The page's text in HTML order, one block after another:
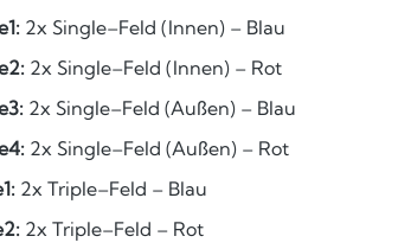
2x Single–Feld (Innen) – Blau
2x Single–Feld (Innen) – Rot
2x Single–Feld (Außen) – Blau
2x Single–Feld (Außen) – Rot
2x Triple–Feld – Blau
2x Triple–Feld – Rot